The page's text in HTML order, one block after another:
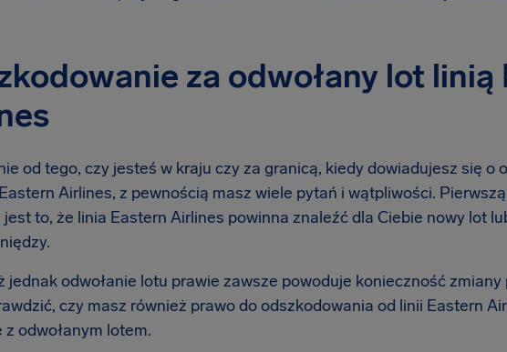
za odwołany lot linią
od tego, czy jesteś w kraju czy za granicą, kiedy dowiadujesz się o
Airlines, z pewnością masz wiele pytań i wątpliwości.
to, że linia Eastern Airlines powinna znaleźć dla Ciebie nowy lot
jednak odwołanie lotu prawie zawsze powoduje konieczność zmiany
czy masz również prawo do odszkodowania od linii Eastern
z odwołanym lotem.